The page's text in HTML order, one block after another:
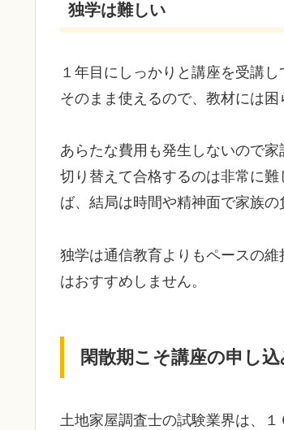
独学は難しい
１年目にしっかりと講座を受講
そのまま使えるので、教材には困
あらたな費用も発生しないので
切り替えて合格するのは非常に
ば、結局は時間や精神面で家族の
独学は通信教育よりもペースの
はおすすめしません。
閑散期こそ講座の申し
土地家屋調査士の試験業界は、